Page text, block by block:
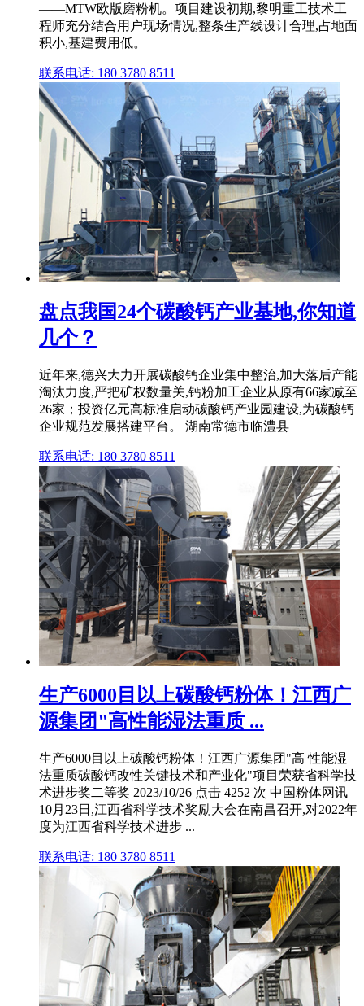
——MTW欧版磨粉机。项目建设初期,黎明重工技术工
程师充分结合用户现场情况,整条生产线设计合理,占地面
积小,基建费用低。
联系电话: 180 3780 8511
盘点我国24个碳酸钙产业基地,你知道
几个？
近年来,德兴大力开展碳酸钙企业集中整治,加大落后产能
淘汰力度,严把矿权数量关,钙粉加工企业从原有66家减至
26家；投资亿元高标准启动碳酸钙产业园建设,为碳酸钙
企业规范发展搭建平台。 湖南常德市临澧县
联系电话: 180 3780 8511
生产6000目以上碳酸钙粉体！江西广
源集团"高性能湿法重质 ...
生产6000目以上碳酸钙粉体！江西广源集团"高 性能湿
法重质碳酸钙改性关键技术和产业化"项目荣获省科学技
术进步奖二等奖 2023/10/26 点击 4252 次 中国粉体网讯
10月23日,江西省科学技术奖励大会在南昌召开,对2022年
度为江西省科学技术进步 ...
联系电话: 180 3780 8511